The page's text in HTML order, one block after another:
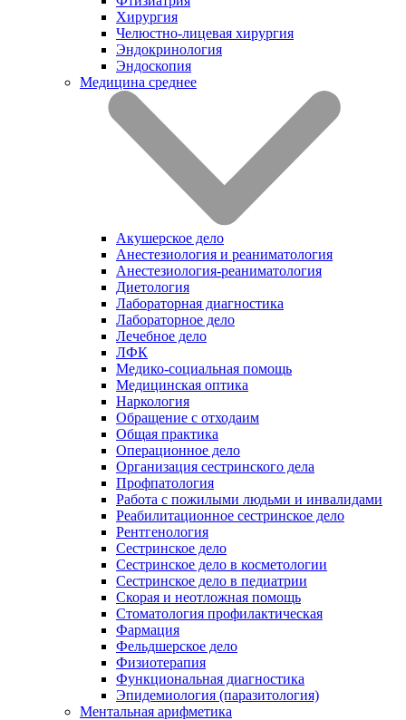
Хирургия
Челюстно-лицевая хирургия
Эндокринология
Эндоскопия
Медицина среднее
Акушерское дело
Анестезиология и реаниматология
Анестезиология-реаниматология
Диетология
Лабораторная диагностика
Лабораторное дело
Лечебное дело
ЛФК
Медико-социальная помощь
Медицинская оптика
Наркология
Обращение с отходаим
Общая практика
Операционное дело
Организация сестринского дела
Профпатология
Работа с пожилыми людьми и инвалидами
Реабилитационное сестринское дело
Рентгенология
Сестринское дело
Сестринское дело в косметологии
Сестринское дело в педиатрии
Скорая и неотложная помощь
Стоматология профилактическая
Фармация
Фельдшерское дело
Физиотерапия
Функциональная диагностика
Эпидемиология (паразитология)
Ментальная арифметика